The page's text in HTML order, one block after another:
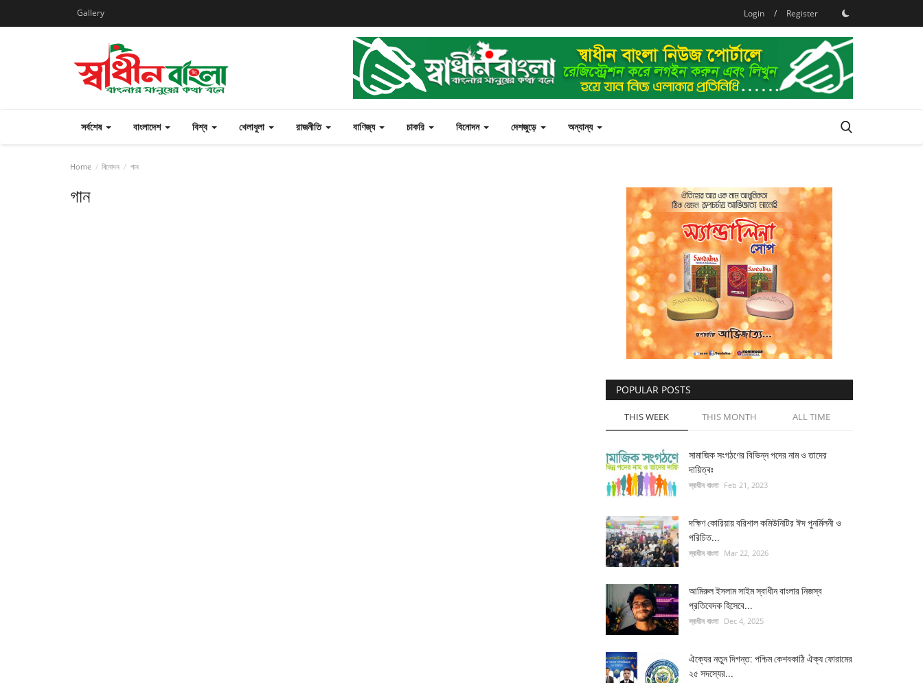
Gallery Login / Register
সর্বশেষ বাংলাদেশ বিশ্ব খেলাধুলা রাজনীতি বাণিজ্য চাকরি বিনোদন দেশজুড়ে অন্যান্য
Home বিনোদন গান
গান
POPULAR POSTS
THIS WEEK THIS MONTH ALL TIME
সামাজিক সংগঠণের বিভিন্ন পদের নাম ও তাদের
দায়িত্বঃ
স্বাধীন বাংলা Feb 21, 2023
দক্ষিণ কোরিয়ায় বরিশাল কমিউনিটির ঈদ পুনর্মিলনী ও
পরিচিত...
স্বাধীন বাংলা Mar 22, 2026
আমিরুল ইসলাম সাইম স্বাধীন বাংলার নিজস্ব
প্রতিবেদক হিসেবে...
স্বাধীন বাংলা Dec 4, 2025
ঐক্যের নতুন দিগন্ত: পশ্চিম কেশবকাঠি ঐক্য ফোরামের
২৫ সদস্যের...